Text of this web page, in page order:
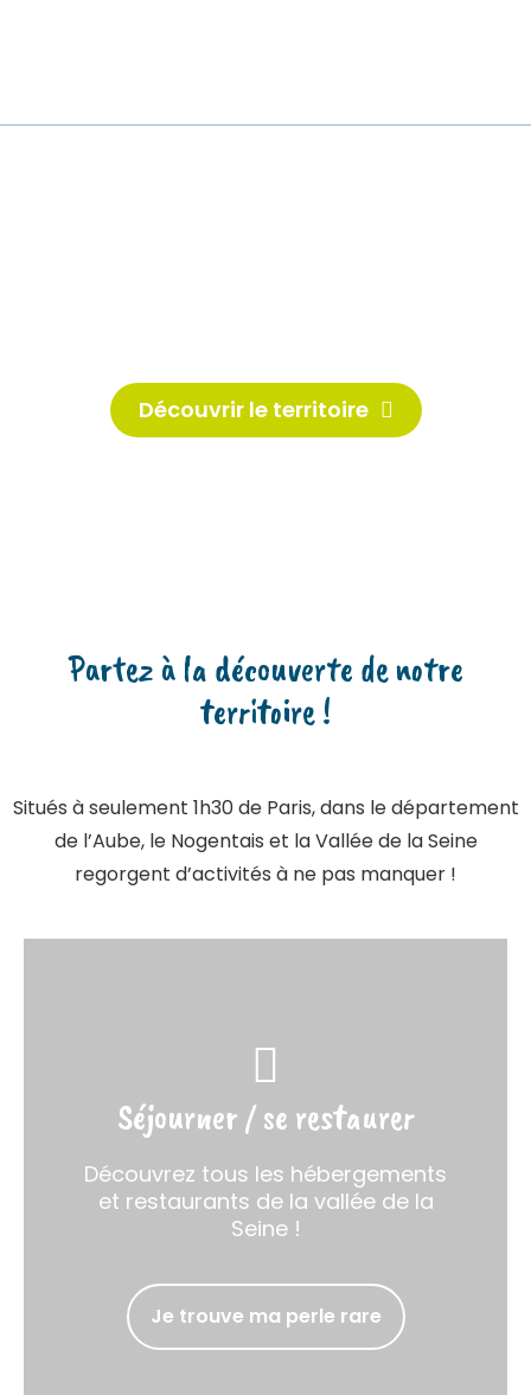
Découvrir le territoire
Partez à la découverte de notre
territoire !
Situés à seulement 1h30 de Paris, dans le département
de l’Aube, le Nogentais et la Vallée de la Seine
regorgent d’activités à ne pas manquer !
Séjourner / se restaurer
Découvrez tous les hébergements
et restaurants de la vallée de la
Seine !
Je trouve ma perle rare